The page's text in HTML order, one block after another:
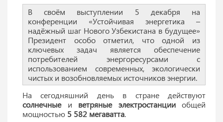
В своём выступлении 5 декабря на
конференции «Устойчивая энергетика –
надёжный шаг Нового Узбекистана в будущее»
Президент особо отметил, что одной из
ключевых задач является обеспечение
потребителей энергоресурсами с
использованием современных, экологически
чистых и возобновляемых источников энергии.
На сегодняшний день в стране действуют
солнечныеи ветряные электростанцииобщей
мощностью 5 582 мегаватта.